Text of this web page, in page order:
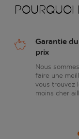
Pourquoi
Garantie
prix
Nous
faire une
vous trouvez
moins cher